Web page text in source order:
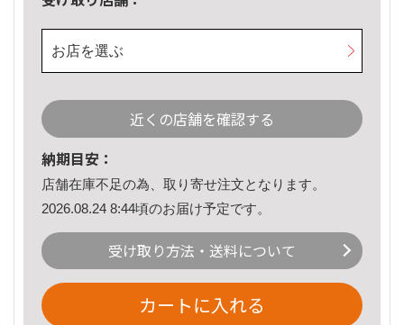
お店を選ぶ
近くの店舗を確認する
納期目安：
店舗在庫不足の為、取り寄せ注文となります。
2026.08.24 8:44頃のお届け予定です。
受け取り方法・送料について
カートに入れる